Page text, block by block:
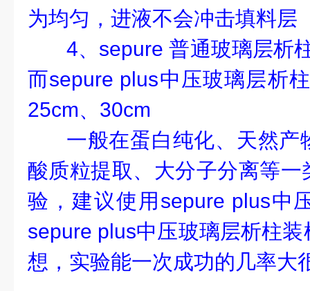
为均匀，进液不会冲击填料层
4、sepure 普通玻璃层析
而sepure plus中压玻璃层析
25cm、30cm
一般在蛋白纯化、天然产
酸质粒提取、大分子分离等
验，建议使用sepure plus中
sepure plus中压玻璃层析柱
想，实验能一次成功的几率大